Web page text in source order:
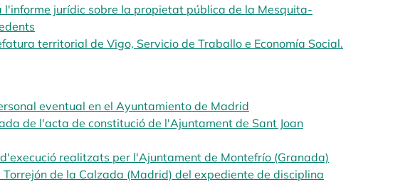
jurídic sobre la propietat pública de la Mesquita-
territorial de Vigo, Servicio de Traballo e Economía Social.
eventual en el Ayuntamiento de Madrid
de l'acta de constitució de l'Ajuntament de Sant Joan
realitzats per l'Ajuntament de Montefrío (Granada)
de la Calzada (Madrid) del expediente de disciplina